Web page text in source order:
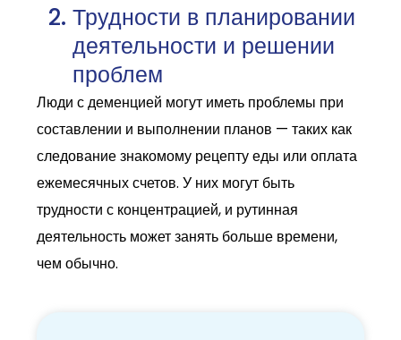
Трудности в планировании
деятельности и решении
проблем
Люди с деменцией могут иметь проблемы при
составлении и выполнении планов — таких как
следование знакомому рецепту еды или оплата
ежемесячных счетов. У них могут быть
трудности с концентрацией, и рутинная
деятельность может занять больше времени,
чем обычно.